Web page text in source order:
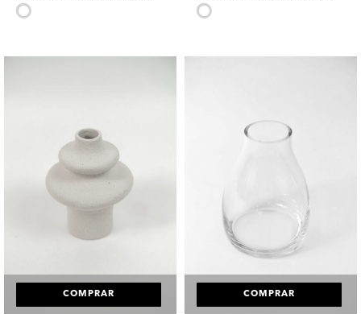
COMPRAR COMPRAR